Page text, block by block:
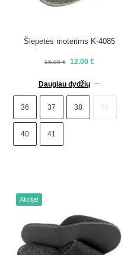
Šlepetės moterims K-4085
15.00€ 12.00 €
Daugiau dydžių
36 37 38
40 41
Akcija!